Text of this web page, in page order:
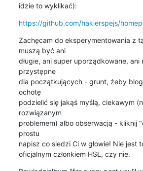
idzie to wyklikać):
https://github.com/hakierspejs/
Zachęcam do eksperymentowania z
muszą być ani
długie, ani super uporządkowane,
przystępne
dla początkujących - grunt, żeby blog
ochotę
podzielić się jakąś myślą, ciekawym
rozwiązanym
problemem) albo obserwacją - kliknij
prostu
napisz co siedzi Ci w głowie! Nie jest
oficjalnym członkiem HSŁ, czy nie.